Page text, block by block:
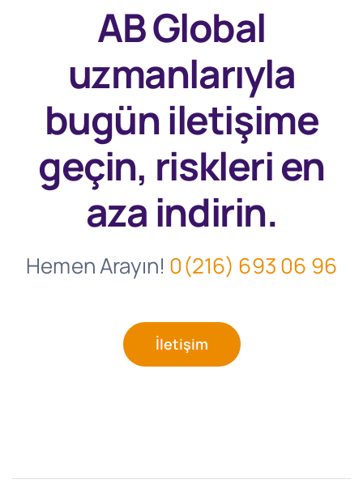
AB Global
uzmanlarıyla
bugüniletişime
geçin, riskleri en
aza indirin.
Hemen Arayın! 0(216) 693 06 96
İletişim